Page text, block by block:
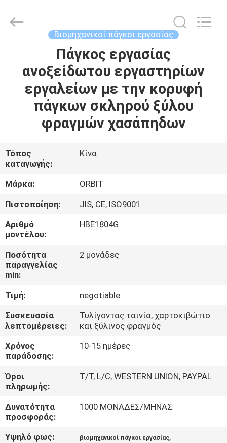
ΠΡΟΪΌΝΤΑ
ΠΕΡΊΠΟΥ
ΓΎΡΟΣ
ΕΡΓΟΣΤΑΣΊΩΝ
ΠΟΙΟΤΙΚΌΣ
ΈΛΕΓΧΟΣ
ΜΑΣ
ΣΕ
ΕΠΑΦΉ
ΕΙΔΉΣΕΙΣ
ΠΕΡΙΠΤΏΣΕΙΣ
SITEMAP
Products
Βιομηχανικοί πάγκοι εργασίας
Πάγκος εργασίας
ανοξείδωτου εργαστηρίων
εργαλείων με την κορυφή
πάγκων σκληρού ξύλου
φραγμών χασάπηδων
Τόπος
καταγωγής:
Κίνα
Μάρκα:
ORBIT
Πιστοποίηση:
JIS, CE, ISO9001
Αριθμό
μοντέλου:
HBE1804G
Ποσότητα
παραγγελίας
min:
2 μονάδες
Τιμή:
negotiable
Συσκευασία
λεπτομέρειες:
Τυλίγοντας ταινία, χαρτοκιβώτιο
και ξύλινος φραγμός
Χρόνος
παράδοσης:
10-15 ημέρες
Όροι
πληρωμής:
T/T, L/C, WESTERN UNION, PAYPAL
Δυνατότητα
προσφοράς:
1000 ΜΟΝΑΔΕΣ/ΜΗΝΑΣ
Υψηλό φως: βιομηχανικοί πάγκοι εργασίας,